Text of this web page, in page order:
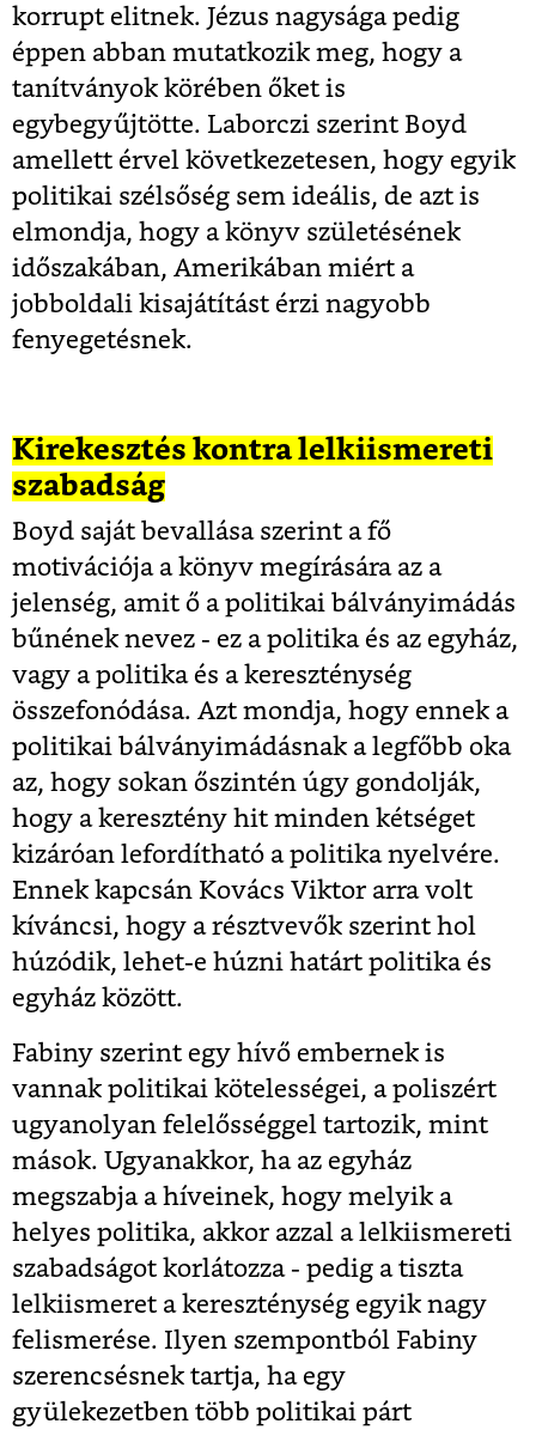
korrupt elitnek. Jézus nagysága pedig
éppen abban mutatkozik meg, hogy a
tanítványok körében őket is
egybegyűjtötte. Laborczi szerint Boyd
amellett érvel következetesen, hogy egyik
politikai szélsőség sem ideális, de azt is
elmondja, hogy a könyv születésének
időszakában, Amerikában miért a
jobboldali kisajátítást érzi nagyobb
fenyegetésnek.
Kirekesztés kontra lelkiismereti
szabadság
Boyd saját bevallása szerint a fő
motivációja a könyv megírására az a
jelenség, amit ő a politikai bálványimádás
bűnének nevez - ez a politika és az egyház,
vagy a politika és a kereszténység
összefonódása. Azt mondja, hogy ennek a
politikai bálványimádásnak a legfőbb oka
az, hogy sokan őszintén úgy gondolják,
hogy a keresztény hit minden kétséget
kizáróan lefordítható a politika nyelvére.
Ennek kapcsán Kovács Viktor arra volt
kíváncsi, hogy a résztvevők szerint hol
húzódik, lehet-e húzni határt politika és
egyház között.
Fabiny szerint egy hívő embernek is
vannak politikai kötelességei, a poliszért
ugyanolyan felelősséggel tartozik, mint
mások. Ugyanakkor, ha az egyház
megszabja a híveinek, hogy melyik a
helyes politika, akkor azzal a lelkiismereti
szabadságot korlátozza - pedig a tiszta
lelkiismeret a kereszténység egyik nagy
felismerése. Ilyen szempontból Fabiny
szerencsésnek tartja, ha egy
gyülekezetben több politikai párt